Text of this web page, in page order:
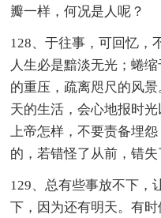
瓣一样，何况是人呢？
128、于往事，可回忆，
人生必是黯淡无光；蜷
的重压，疏离咫尺的风
天的生活，会心地报时
上帝怎样，不要责备埋
的，若错怪了从前，错失
129、总有些事放不下，
下，因为还有明天。有